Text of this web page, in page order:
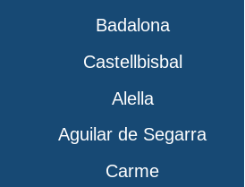
Badalona
Castellbisbal
Alella
Aguilar de Segarra
Carme